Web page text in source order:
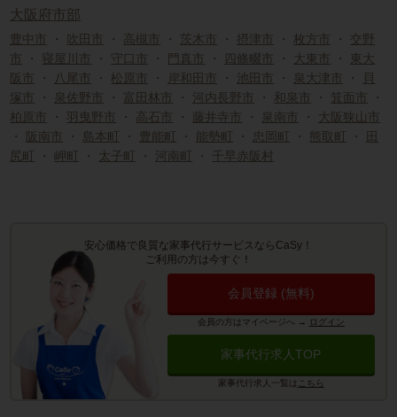
大阪府市部
豊中市 ・ 吹田市 ・ 高槻市 ・ 茨木市 ・ 摂津市 ・枚方市 ・ 交野
・ 寝屋川市 ・ 守口市 ・ 門真市 ・ 四條畷市 ・ 大東市 ・ 東大
阪市
・ 八尾市 ・ 松原市 ・ 岸和田市 ・ 池田市 ・ 泉大津市 ・
貝
塚市
・ 泉佐野市 ・ 富田林市 ・ 河内長野市 ・ 和泉市 ・ 箕面市
・
柏原市
・ 羽曳野市 ・ 高石市 ・ 藤井寺市 ・ 泉南市 ・
大阪狭山市
・
阪南市 ・ 島本町 ・ 豊能町 ・ 能勢町 ・ 忠岡町 ・ 熊取町 ・
田
尻町 ・ 岬町 ・ 太子町 ・ 河南町 ・ 千早赤阪村
安心価格で良質な家事代行サービスならCaSy！
ご利用の方は今すぐ！
会員登録 (無料)
会員の方はマイページへ → ログイン
家事代行求人TOP
家事代行求人一覧は こちら